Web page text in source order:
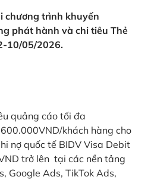
chương trình khuyến
phát hành và chi tiêu Thẻ
10/05/2026.
quảng cáo tối đa
khách hàng cho
nợ quốc tế BIDV Visa Debit
trở lên tại các nền tảng
Google Ads, TikTok Ads,